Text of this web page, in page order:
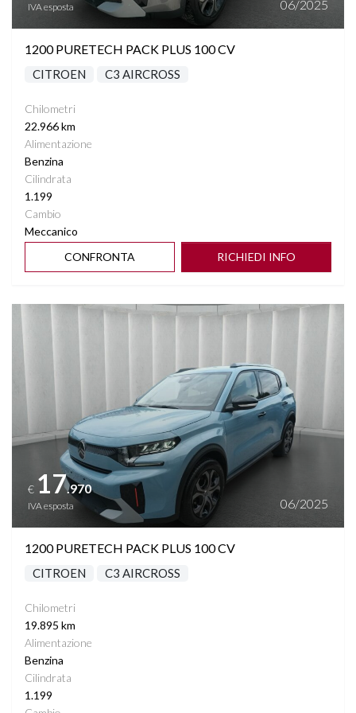
IVA esposta 06/2025
1200 PURETECH PACK PLUS 100 CV
CITROEN C3 AIRCROSS
Chilometri
22.966 km
Alimentazione
Benzina
Cilindrata
1.199
Cambio
Meccanico
CONFRONTA
RICHIEDI INFO
€ 17.970
IVA esposta 06/2025
1200 PURETECH PACK PLUS 100 CV
CITROEN C3 AIRCROSS
Chilometri
19.895 km
Alimentazione
Benzina
Cilindrata
1.199